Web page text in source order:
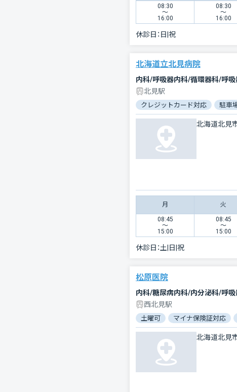
08:30
〜
16:00
08:30
〜
16:00
休診日： 日|祝
北海道立北見病院
内科/呼吸器内科/循環器科/呼
北見駅
クレジットカード対応 駐車
北海道北見
月 火
08:45
〜
15:00
08:45
〜
15:00
休診日：土|日|祝
松原医院
内科/糖尿病内科/内分泌科/呼
西北見駅
土曜可 マイナ保険証対応
北海道北見